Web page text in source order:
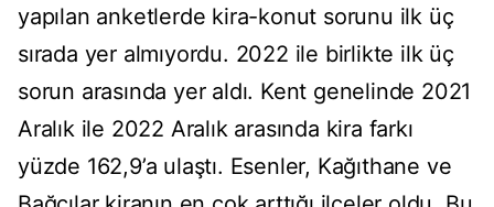
yapılan anketlerde kira-konut sorunu ilk üç
sırada yer almıyordu. 2022 ile birlikte ilk üç
sorun arasında yer aldı. Kent genelinde 2021
Aralık ile 2022 Aralık arasında kira farkı
yüzde 162,9’a ulaştı. Esenler, Kağıthane ve